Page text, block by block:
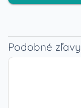
Podobné zľavy